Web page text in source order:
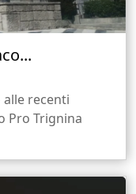
recenti
Pro Trignina